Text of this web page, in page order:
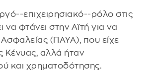
επιχειρησιακό--ρόλο στις
να φτάνει στην Αϊτή για να
(ΠΑΥΑ), που είχε
Κένυας, αλλά ήταν
και χρηματοδότησης.